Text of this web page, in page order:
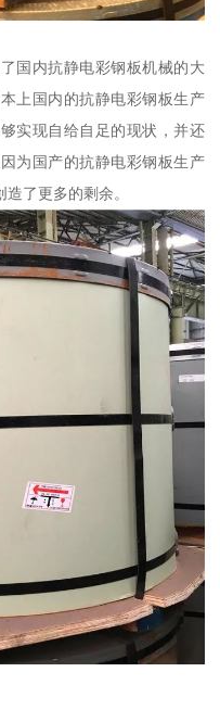
国内抗静电彩钢板机械的大
上国内的抗静电彩钢板生产
实现自给自足的现状，并还
为国产的抗静电彩钢板生产
了更多的剩余。